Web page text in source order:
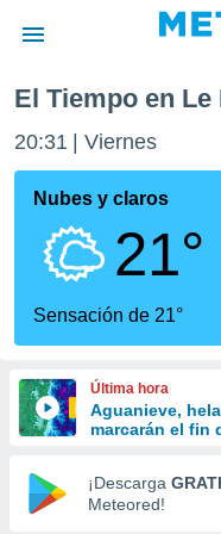
de
por
que se
calidad.
a este
las
y
forma
digital
basada
El Tiempo en Le
20:31 Viernes
Nubes y claros
21°
Sensación de 21°
Última hora
Aguanieve,
marcarán el fin
¡Descarga
Meteored!